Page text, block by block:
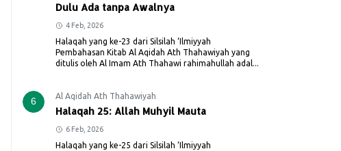
Dulu Ada tanpa Awalnya
4 Feb, 2026
Halaqah yang ke-23 dari Silsilah ‘Ilmiyyah
Pembahasan Kitab Al Aqidah Ath Thahawiyah yang
ditulis oleh Al Imam Ath Thahawi rahimahullah adal...
6 Al Aqidah Ath Thahawiyah
Halaqah 25: Allah Muhyil Mauta
6 Feb, 2026
Halaqah yang ke-25 dari Silsilah ‘Ilmiyyah